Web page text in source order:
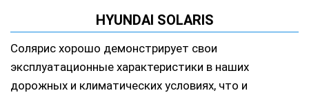
HYUNDAI SOLARIS
Солярис хорошо демонстрирует свои
эксплуатационные характеристики в наших
дорожных и климатических условиях, что и